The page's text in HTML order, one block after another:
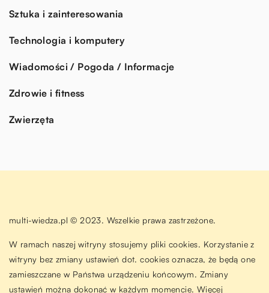
Sztuka i zainteresowania
Technologia i komputery
Wiadomości / Pogoda / Informacje
Zdrowie i fitness
Zwierzęta
multi-wiedza.pl © 2023. Wszelkie prawa zastrzeżone.
W ramach naszej witryny stosujemy pliki cookies. Korzystanie z
witryny bez zmiany ustawień dot. cookies oznacza, że będą one
zamieszczane w Państwa urządzeniu końcowym. Zmiany
ustawień można dokonać w każdym momencie. Więcej